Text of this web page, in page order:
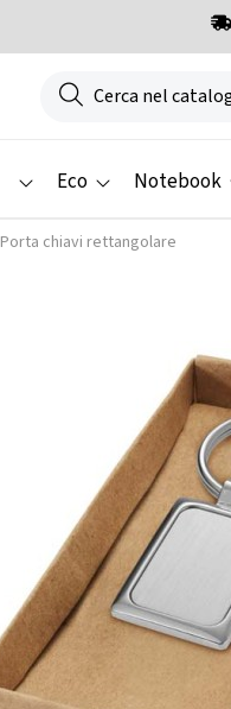
Eco Notebook
Porta chiavi rettangolare